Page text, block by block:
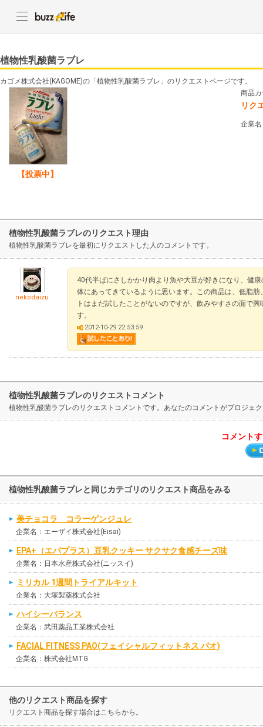
植物性乳酸菌ラブレ
カゴメ株式会社(KAGOME)の「植物性乳酸菌ラブレ」のリクエストページです。
【投票中】
商品
リク
企業
植物性乳酸菌ラブレのリクエスト理由
植物性乳酸菌ラブレを最初にリクエストした人のコメントです。
nekodaizu
40代半ばにさしかかり肉より魚や大豆が好きになり、健
体にあってきているように思います。この商品は、低脂
トはまだ試したことがないのですが、飲みやすさの面で
す。
2012-10-29 22:53:59
植物性乳酸菌ラブレのリクエストコメント
植物性乳酸菌ラブレのリクエストコメントです。あなたのコメントがプロジェ
コメント
植物性乳酸菌ラブレと同じカテゴリのリクエスト商品をみる
美チョコラ コラーゲンジュレ
企業名：エーザイ株式会社(Eisai)
EPA+（エパプラス）豆乳クッキー サクサク食感チーズ味
企業名：日本水産株式会社(ニッスイ)
ミリカル 1週間トライアルキット
企業名：大塚製薬株式会社
ハイシーバランス
企業名：武田薬品工業株式会社
FACIAL FITNESS PAO(フェイシャルフィットネス パオ)
企業名：株式会社MTG
他のリクエスト商品を探す
リクエスト商品を探す場合はこちらから。